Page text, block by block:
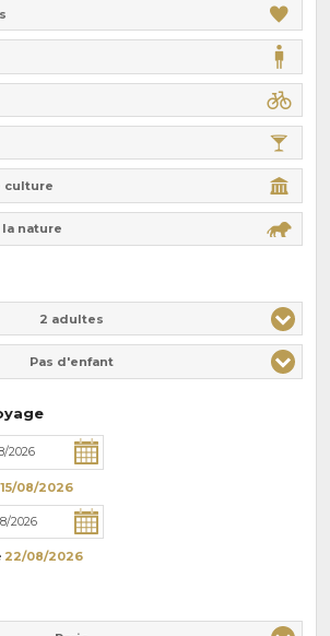
culture
nature
2 adultes
Pas d'enfant
15/08/2026
22/08/2026